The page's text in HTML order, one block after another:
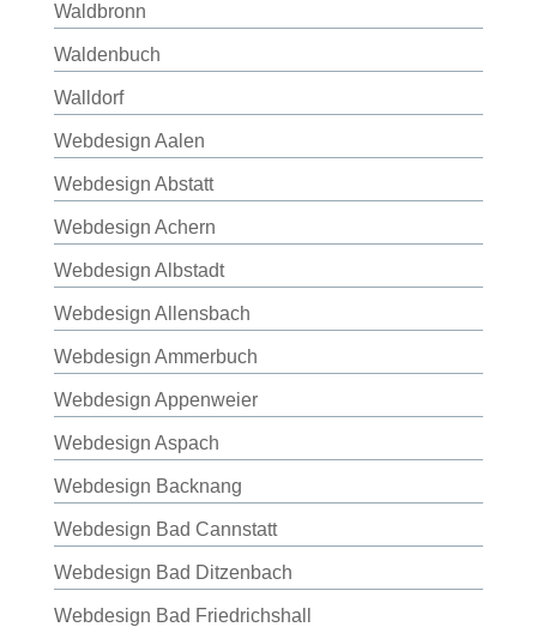
Waldbronn
Waldenbuch
Walldorf
Webdesign Aalen
Webdesign Abstatt
Webdesign Achern
Webdesign Albstadt
Webdesign Allensbach
Webdesign Ammerbuch
Webdesign Appenweier
Webdesign Aspach
Webdesign Backnang
Webdesign Bad Cannstatt
Webdesign Bad Ditzenbach
Webdesign Bad Friedrichshall